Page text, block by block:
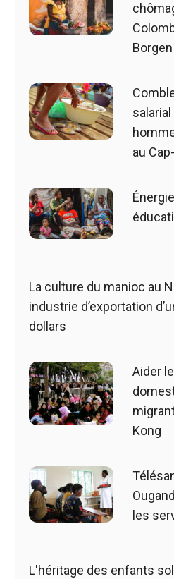
Borgen
au
La culture du manioc au
industrie d’exportation
dollars
Aider
Kong
les
L'héritage des enfants